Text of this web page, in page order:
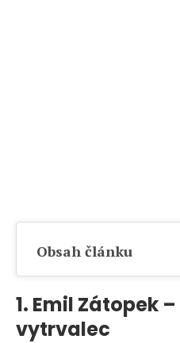
Obsah článku
1. Emil Zátopek
vytrvalec